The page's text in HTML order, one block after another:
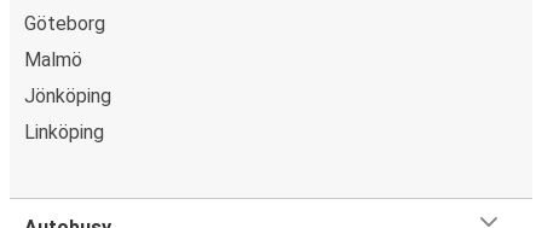
Göteborg
Malmö
Jönköping
Linköping